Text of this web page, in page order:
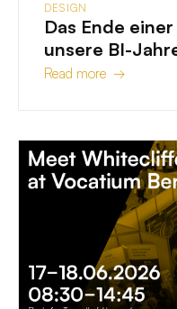
DESIGN
Das Ende
unsere BI-
Read more →